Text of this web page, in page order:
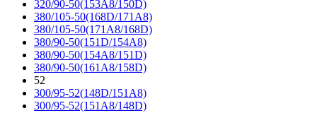
320/90-50(153A8/150D)
380/105-50(168D/171A8)
380/105-50(171A8/168D)
380/90-50(151D/154A8)
380/90-50(154A8/151D)
380/90-50(161A8/158D)
52
300/95-52(148D/151A8)
300/95-52(151A8/148D)